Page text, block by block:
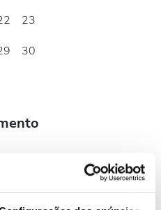
23
30
07:00 - 19:00